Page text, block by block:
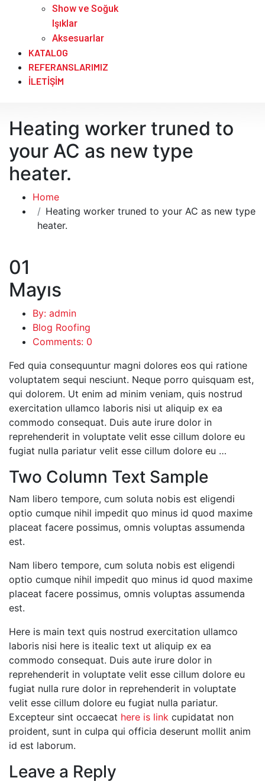
Show ve Soğuk
Işıklar
Aksesuarlar
KATALOG
REFERANSLARIMIZ
İLETIŞIM
Heating worker truned to
your AC as new type
heater.
Home
Heating worker truned to your AC as new type
heater.
01
Mayıs
By: admin
Blog Roofing
Comments: 0
Fed quia consequuntur magni dolores eos qui ratione
voluptatem sequi nesciunt. Neque porro quisquam est,
qui dolorem. Ut enim ad minim veniam, quis nostrud
exercitation ullamco laboris nisi ut aliquip ex ea
commodo consequat. Duis aute irure dolor in
reprehenderit in voluptate velit esse cillum dolore eu
fugiat nulla pariatur velit esse cillum dolore eu …
Two Column Text Sample
Nam libero tempore, cum soluta nobis est eligendi
optio cumque nihil impedit quo minus id quod maxime
placeat facere possimus, omnis voluptas assumenda
est.
Nam libero tempore, cum soluta nobis est eligendi
optio cumque nihil impedit quo minus id quod maxime
placeat facere possimus, omnis voluptas assumenda
est.
Here is main text quis nostrud exercitation ullamco
laboris nisi here is itealic text ut aliquip ex ea
commodo consequat. Duis aute irure dolor in
reprehenderit in voluptate velit esse cillum dolore eu
fugiat nulla rure dolor in reprehenderit in voluptate
velit esse cillum dolore eu fugiat nulla pariatur.
Excepteur sint occaecat here is link cupidatat non
proident, sunt in culpa qui officia deserunt mollit anim
id est laborum.
Leave a Reply